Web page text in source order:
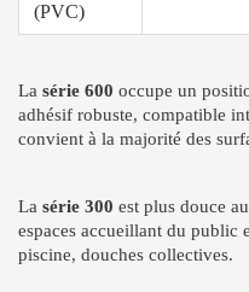
(PVC)
La série 600 occupe un
adhésif robuste, compatible
convient à la majorité des
La série 300 est plus douce
espaces accueillant du public
piscine, douches collectives.